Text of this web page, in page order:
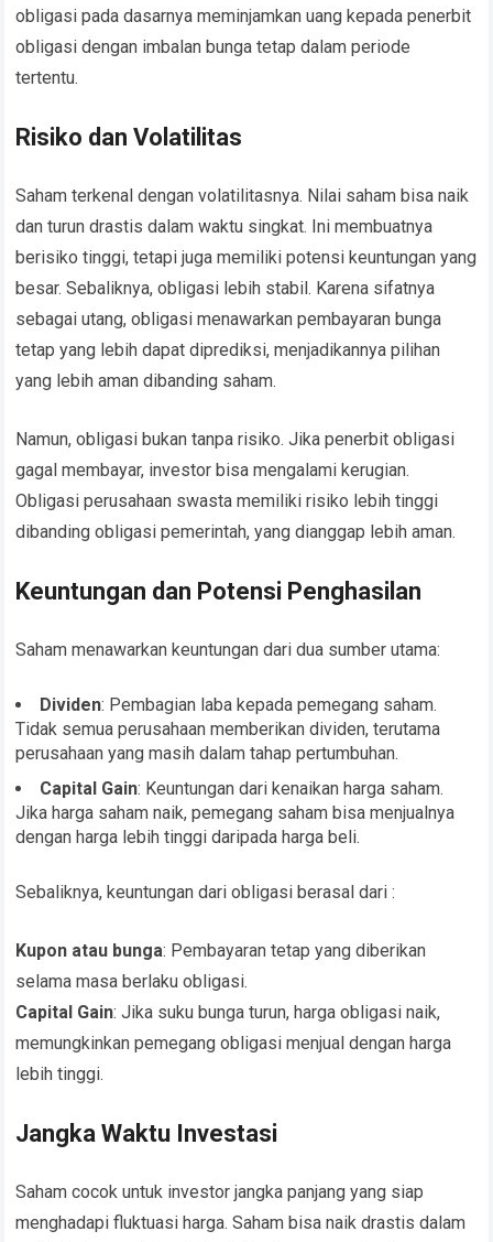
obligasi pada dasarnya meminjamkan uang kepada penerbit
obligasi dengan imbalan bunga tetap dalam periode
tertentu.
Risiko dan Volatilitas
Saham terkenal dengan volatilitasnya. Nilai saham bisa naik
dan turun drastis dalam waktu singkat. Ini membuatnya
berisiko tinggi, tetapi juga memiliki potensi keuntungan yang
besar. Sebaliknya, obligasi lebih stabil. Karena sifatnya
sebagai utang, obligasi menawarkan pembayaran bunga
tetap yang lebih dapat diprediksi, menjadikannya pilihan
yang lebih aman dibanding saham.
Namun, obligasi bukan tanpa risiko. Jika penerbit obligasi
gagal membayar, investor bisa mengalami kerugian.
Obligasi perusahaan swasta memiliki risiko lebih tinggi
dibanding obligasi pemerintah, yang dianggap lebih aman.
Keuntungan dan Potensi Penghasilan
Saham menawarkan keuntungan dari dua sumber utama:
Dividen: Pembagian laba kepada pemegang saham.
Tidak semua perusahaan memberikan dividen, terutama
perusahaan yang masih dalam tahap pertumbuhan.
Capital Gain: Keuntungan dari kenaikan harga saham.
Jika harga saham naik, pemegang saham bisa menjualnya
dengan harga lebih tinggi daripada harga beli.
Sebaliknya, keuntungan dari obligasi berasal dari :
Kupon atau bunga: Pembayaran tetap yang diberikan
selama masa berlaku obligasi.
Capital Gain: Jika suku bunga turun, harga obligasi naik,
memungkinkan pemegang obligasi menjual dengan harga
lebih tinggi.
Jangka Waktu Investasi
Saham cocok untuk investor jangka panjang yang siap
menghadapi fluktuasi harga. Saham bisa naik drastis dalam